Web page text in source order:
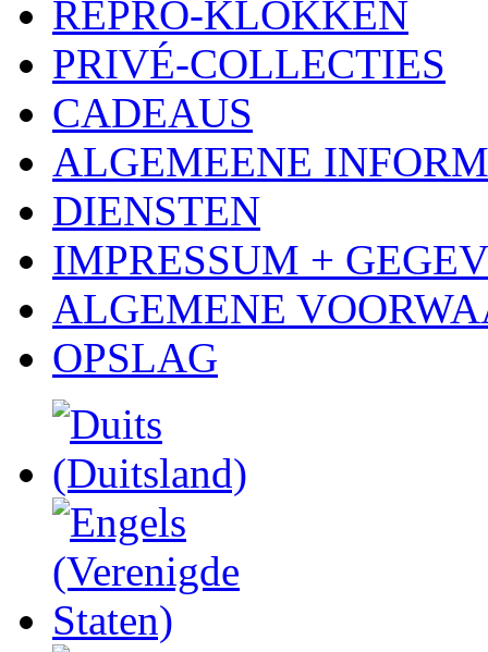
REPRO-KLOKKEN
PRIVÉ-COLLECTIES
CADEAUS
ALGEMEENE
DIENSTEN
IMPRESSUM +
ALGEMENE
OPSLAG